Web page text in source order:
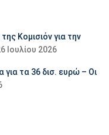
Κομισιόν για την
Ιουλίου 2026
για τα 36 δισ. ευρώ – Οι